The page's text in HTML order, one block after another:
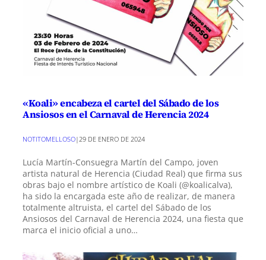
«Koali» encabeza el cartel del Sábado de los
Ansiosos en el Carnaval de Herencia 2024
NOTITOMELLOSO|29 DE ENERO DE 2024
Lucía Martín-Consuegra Martín del Campo, joven
artista natural de Herencia (Ciudad Real) que firma sus
obras bajo el nombre artístico de Koali (@koalicalva),
ha sido la encargada este año de realizar, de manera
totalmente altruista, el cartel del Sábado de los
Ansiosos del Carnaval de Herencia 2024, una fiesta que
marca el inicio oficial a uno…